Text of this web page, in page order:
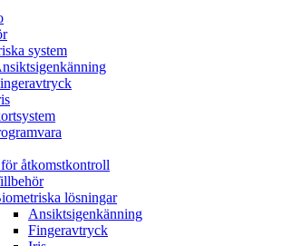
system
för åtkomstkontroll
lösningar
Ansiktsigenkänning
Fingeravtryck